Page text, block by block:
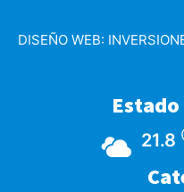
DISEÑO WEB:
21.8